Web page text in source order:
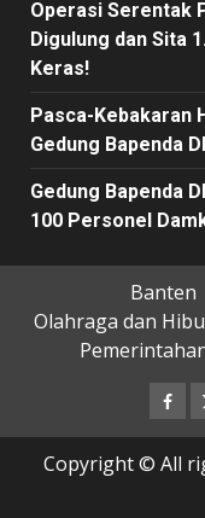
Operasi Serentak
Digulung dan Sita
Keras!
Pasca-Kebakaran
Gedung Bapenda
Gedung Bapenda
100 Personel
Banten
Olahraga dan
Copyright © All